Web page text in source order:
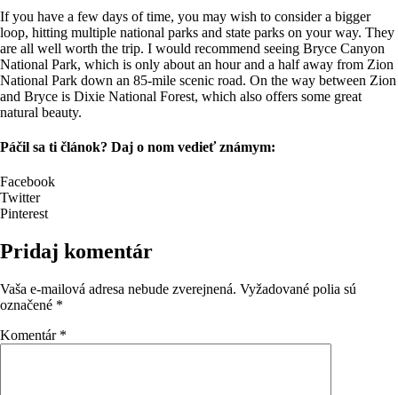
If you have a few days of time, you may wish to consider a bigger
loop, hitting multiple national parks and state parks on your way. They
are all well worth the trip. I would recommend seeing Bryce Canyon
National Park, which is only about an hour and a half away from Zion
National Park down an 85-mile scenic road. On the way between Zion
and Bryce is Dixie National Forest, which also offers some great
natural beauty.
Páčil sa ti článok? Daj o nom vedieť známym:
Facebook
Twitter
Pinterest
Pridaj komentár
Vaša e-mailová adresa nebude zverejnená. Vyžadované polia sú
označené *
Komentár *